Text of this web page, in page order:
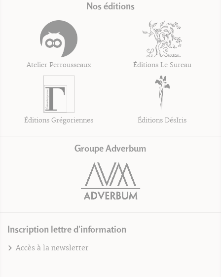
Nos éditions
Atelier Perrousseaux Éditions Le Sureau
Éditions Grégoriennes Éditions DésIris
Groupe Adverbum
Inscription lettre d'information
Accès à la newsletter